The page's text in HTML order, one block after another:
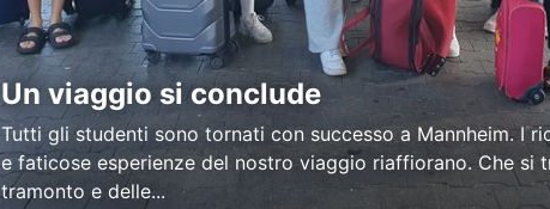
Un viaggio si conclude
Tutti gli studenti sono tornati con successo a Mannheim. I
e faticose esperienze del nostro viaggio riaffiorano. Che si
tramonto e delle...